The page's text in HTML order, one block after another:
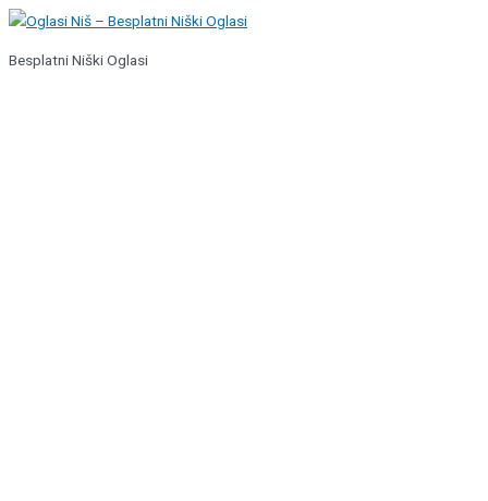
Pređi
sadržaj
Besplatni Niški Oglasi